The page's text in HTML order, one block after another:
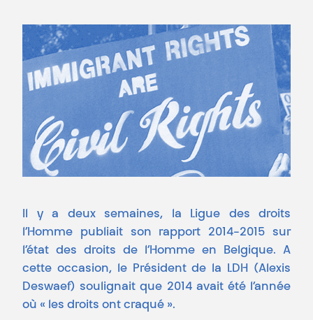
Il y a deux semaines, la Ligue des droits
l’Homme publiait son rapport 2014-2015 sur
l’état des droits de l’Homme en Belgique. A
cette occasion, le Président de la LDH (Alexis
Deswaef) soulignait que 2014 avait été l’année
où « les droits ont craqué ».